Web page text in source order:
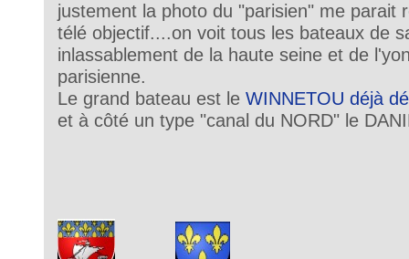
justement la photo du "parisien" me parait
télé objectif....on voit tous les bateaux de
inlassablement de la haute seine et de
parisienne.
Le grand bateau est le WINNETOU déjà
et à côté un type "canal du NORD" le